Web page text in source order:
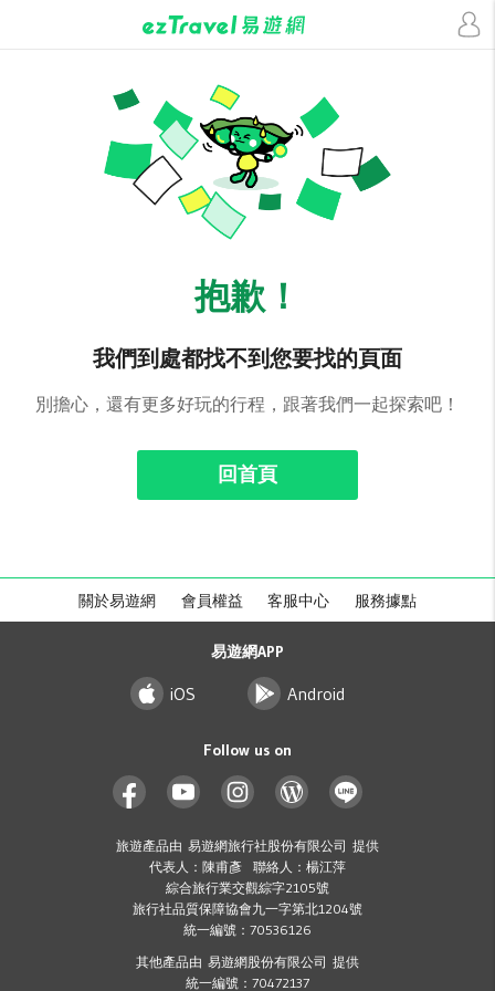
抱歉！
我們到處都找不到您要找的頁面
別擔心，還有更多好玩的行程，跟著我們一起探索吧！
回首頁
關於易遊網 會員權益 客服中心 服務據點
易遊網APP
iOS Android
Follow us on
旅遊產品由 易遊網旅行社股份有限公司 提供
代表人：陳甫彥 聯絡人：楊江萍
綜合旅行業交觀綜字2105號
旅行社品質保障協會九一字第北1204號
統一編號：70536126
其他產品由 易遊網股份有限公司 提供
統一編號：70472137